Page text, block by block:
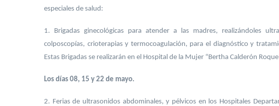
especiales de salud:
1. Brigadas ginecológicas para atender a las madres, realizándoles
colposcopías, crioterapias y termocoagulación, para el diagnóstico y
Estas Brigadas se realizarán en el Hospital de la Mujer “Bertha Calderón
Los días 08, 15 y 22 de mayo.
2. Ferias de ultrasonidos abdominales, y pélvicos en los Hospitales